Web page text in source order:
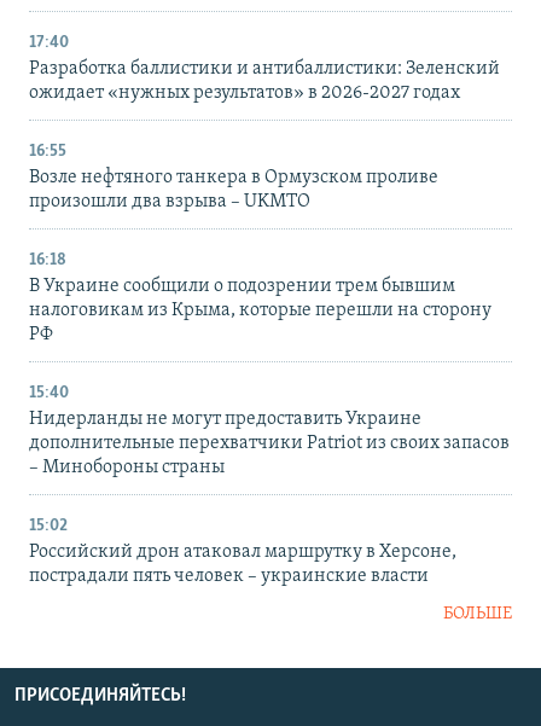
17:40
Разработка баллистики и антибаллистики: Зеленский
ожидает «нужных результатов» в 2026-2027 годах
16:55
Возле нефтяного танкера в Ормузском проливе
произошли два взрыва – UKMTO
16:18
В Украине сообщили о подозрении трем бывшим
налоговикам из Крыма, которые перешли на сторону
РФ
15:40
Нидерланды не могут предоставить Украине
дополнительные перехватчики Patriot из своих запасов
– Минобороны страны
15:02
Российский дрон атаковал маршрутку в Херсоне,
пострадали пять человек – украинские власти
БОЛЬШЕ
ПРИСОЕДИНЯЙТЕСЬ!